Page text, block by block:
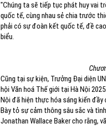
"Chúng ta sẽ tiếp tục phát huy vai
quốc tế, cùng nhau sẻ chia trước
phải có sự đoàn kết quốc tế, đề
biểu.
Cũng tại sự kiện, Trưởng Đại diện
hội Văn hoá Thế giới tại Hà Nội
Nội đã hiện thực hóa sáng kiến đầy
Bày tỏ sự cảm thông sâu sắc và
Jonathan Wallace Baker cho rằng,